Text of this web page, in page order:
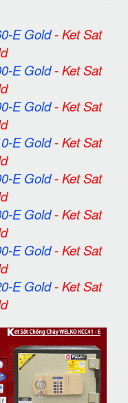
E Gold-Ket Sat
E Gold-Ket Sat
E Gold-Ket Sat
E Gold-Ket Sat
E Gold-Ket Sat
E Gold-Ket Sat
E Gold-Ket Sat
E Gold-Ket Sat